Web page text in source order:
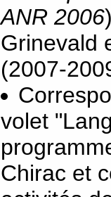
ANR 2006
Grinevald
(2007-
volet
Chirac et